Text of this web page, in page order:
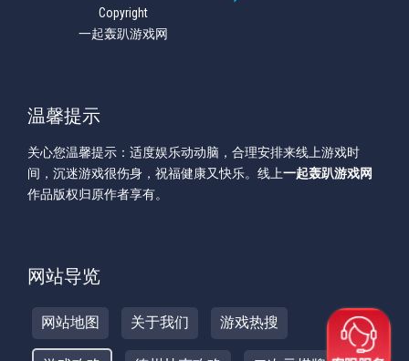
Copyright
一起轰趴游戏网
温馨提示
关心您温馨提示：适度娱乐动动脑，合理安排来线上游戏时
间，沉迷游戏很伤身，祝福健康又快乐。线上一起轰趴游戏网
作品版权归原作者享有。
网站导览
网站地图 关于我们 游戏热搜